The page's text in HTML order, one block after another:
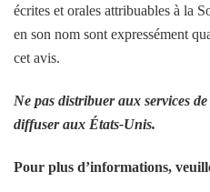
écrites et orales attribuables à la
en son nom sont expressément
cet avis.
Ne pas distribuer aux services
diffuser aux États-Unis.
Pour plus d’informations,